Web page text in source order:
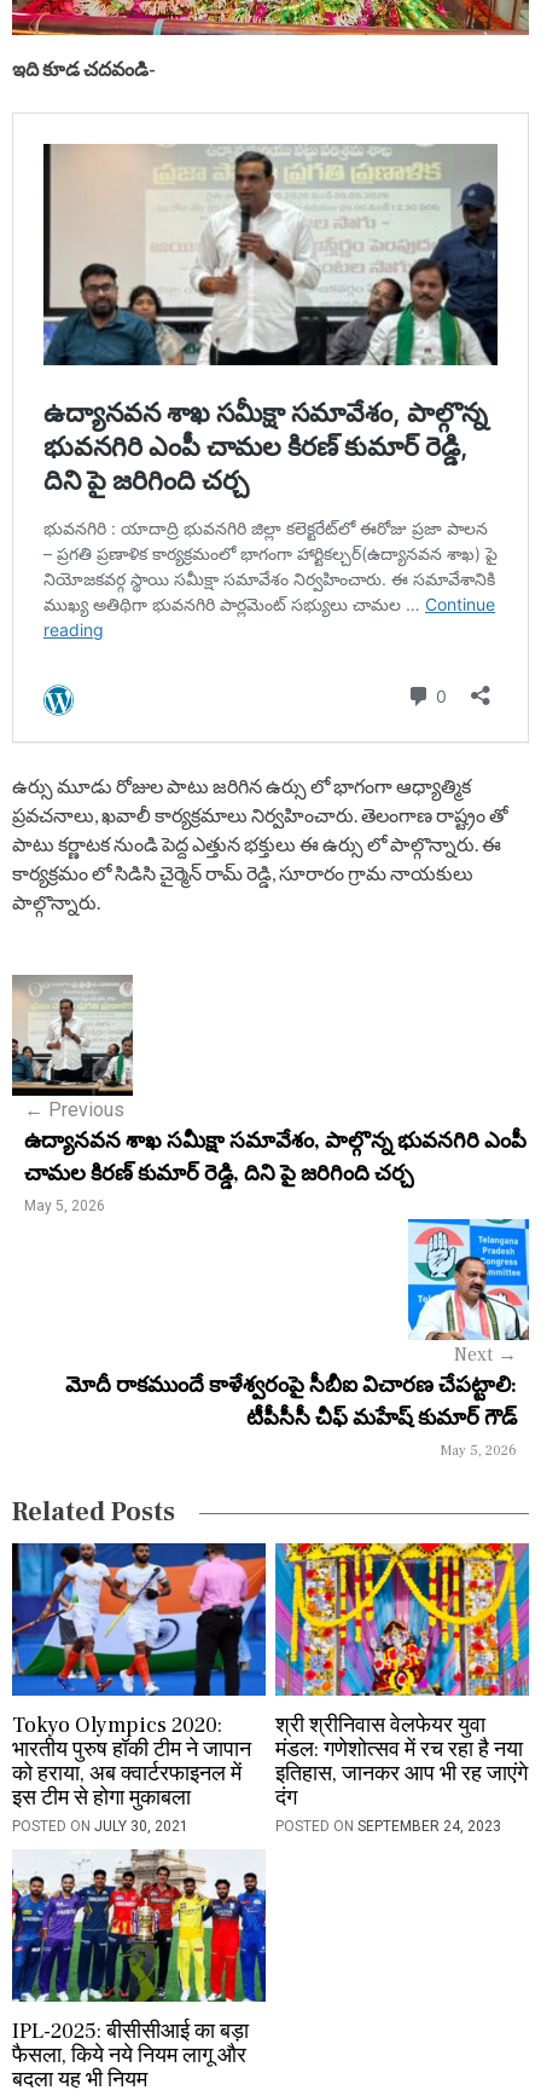
ఇది కూడ చదవండి-
ఉర్సు మూడు రోజుల పాటు జరిగిన ఉర్సు లో భాగంగా ఆధ్యాత్మిక
ప్రవచనాలు, ఖవాలీ కార్యక్రమాలు నిర్వహించారు. తెలంగాణ రాష్ట్రం తో
పాటు కర్ణాటక నుండి పెద్ద ఎత్తున భక్తులు ఈ ఉర్సు లో పాల్గొన్నారు. ఈ
కార్యక్రమం లో సిడిసి చైర్మెన్ రామ్ రెడ్డి, సూరారం గ్రామ నాయకులు
పాల్గొన్నారు.
P
o
s
n
a
o
n
← Previous
ఉద్యానవన శాఖ సమీక్షా సమావేశం, పాల్గొన్న భువనగిరి ఎంపీ
చామల కిరణ్ కుమార్ రెడ్డి, దిని పై జరిగింది చర్చ
May 5, 2026
Next →
మోదీ రాకముందే కాళేశ్వరంపై సీబీఐ విచారణ చేపట్టాలి:
టీపీసీసీ చీఫ్ మహేష్ కుమార్ గౌడ్
May 5, 2026
Related Posts
Tokyo Olympics 2020:
भारतीय पुरुष हॉकी टीम ने जापान
को हराया, अब क्वार्टरफाइनल में
इस टीम से होगा मुकाबला
POSTED ON JULY 30, 2021
श्री श्रीनिवास वेलफेयर युवा
मंडल: गणेशोत्सव में रच रहा है नया
इतिहास, जानकर आप भी रह जाएंगे
दंग
POSTED ONSEPTEMBER 24, 2023
IPL-2025: बीसीसीआई का बड़ा
फैसला, किये नये नियम लागू और
बदला यह भी नियम